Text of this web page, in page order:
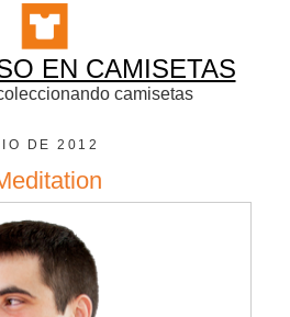
EN CAMISETAS
camisetas
DE 2012